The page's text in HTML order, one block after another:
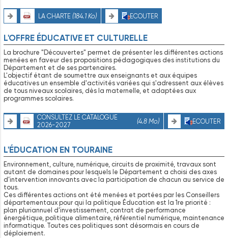
LA CHARTE (184.1 Ko) ECOUTER
L'OFFRE ÉDUCATIVE ET CULTURELLE
La brochure "Découvertes" permet de présenter les différentes actions
menées en faveur des propositions pédagogiques des institutions du
Département et de ses partenaires.
L'objectif étant de soumettre aux enseignants et aux équipes
éducatives un ensemble d'activités variées qui s'adressent aux élèves
de tous niveaux scolaires, dès la maternelle, et adaptées aux
programmes scolaires.
CONSULTEZ LE CATALOGUE
2026-2027
(4.8 Mo) ECOUTER
L'ÉDUCATION EN TOURAINE
Environnement, culture, numérique, circuits de proximité, travaux sont
autant de domaines pour lesquels le Département a choisi des axes
d’intervention innovants avec la participation de chacun au service de
tous.
Ces différentes actions ont été menées et portées par les Conseillers
départementaux pour qui la politique Éducation est la 1re priorité :
plan pluriannuel d’investissement, contrat de performance
énergétique, politique alimentaire, référentiel numérique, maintenance
informatique. Toutes ces politiques sont désormais en cours de
déploiement.